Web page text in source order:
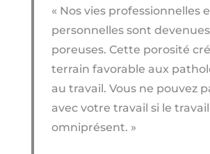
« Nos vies professionnelles
personnelles sont
poreuses. Cette porosité
terrain favorable aux
au travail. Vous ne pouvez
avec votre travail si le
omniprésent. »